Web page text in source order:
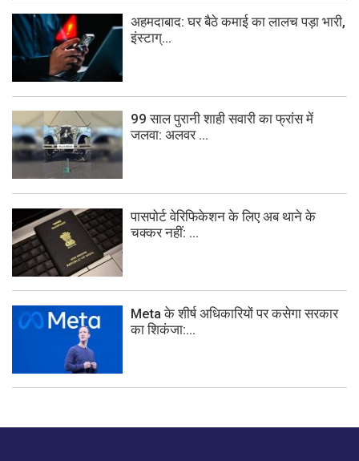
अहमदाबाद: घर बैठे कमाई का लालच पड़ा भारी,
इंस्टाग्...
99 साल पुरानी शाही सवारी का फ्रांस में
जलवा: अलवर ...
पासपोर्ट वेरिफिकेशन के लिए अब थाने के
चक्कर नहीं: ...
Meta के शीर्ष अधिकारियों पर कसेगा सरकार
का शिकंजा:...